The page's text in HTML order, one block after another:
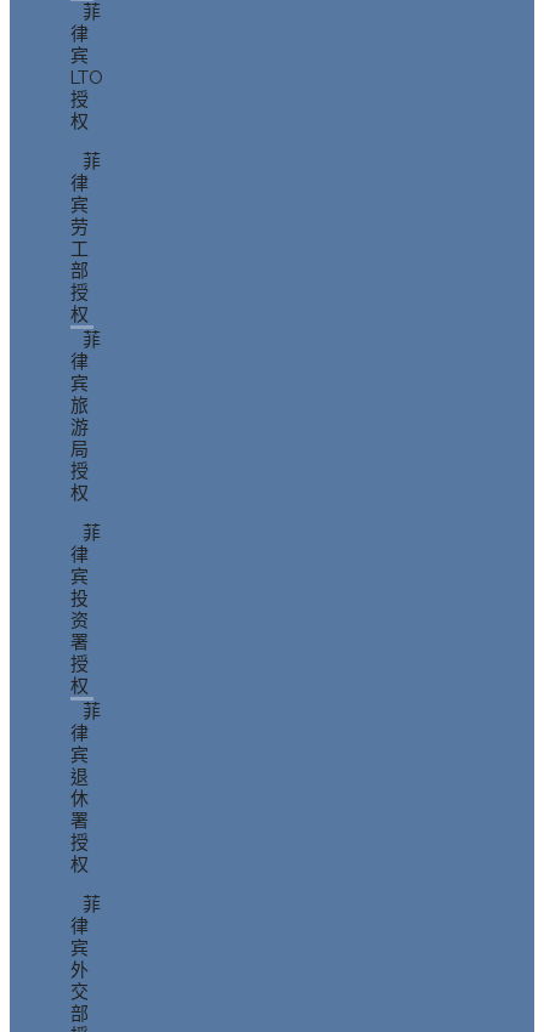
菲
律
宾
LTO
授
权
菲
律
宾
劳
工
部
授
权
菲
律
宾
旅
游
局
授
权
菲
律
宾
投
资
署
授
权
菲
律
宾
退
休
署
授
权
菲
律
宾
外
交
部